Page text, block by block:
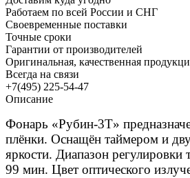
Работаем по всей России и СНГ
Своевременные поставки
Точные сроки
Гарантии от производителей
Оригинальная, качественная
Всегда на связи
+7(495) 225-54-47
Описание
Фонарь «Рубин-3Т»
плёнки. Оснащён таймером и
яркости. Диапазон регулировки
99 мин. Цвет оптического